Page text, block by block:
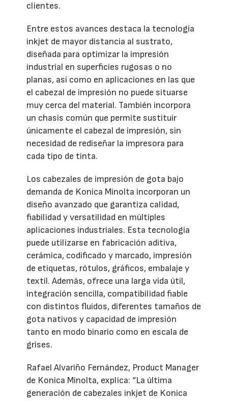
clientes.
Entre estos avances destaca la tecnología
inkjet de mayor distancia al sustrato,
diseñada para optimizar la impresión
industrial en superficies rugosas o no
planas, así como en aplicaciones en las que
el cabezal de impresión no puede situarse
muy cerca del material. También incorpora
un chasis común que permite sustituir
únicamente el cabezal de impresión, sin
necesidad de rediseñar la impresora para
cada tipo de tinta.
Los cabezales de impresión de gota bajo
demanda de Konica Minolta incorporan un
diseño avanzado que garantiza calidad,
fiabilidad y versatilidad en múltiples
aplicaciones industriales. Esta tecnología
puede utilizarse en fabricación aditiva,
cerámica, codificado y marcado, impresión
de etiquetas, rótulos, gráficos, embalaje y
textil. Además, ofrece una larga vida útil,
integración sencilla, compatibilidad fiable
con distintos fluidos, diferentes tamaños de
gota nativos y capacidad de impresión
tanto en modo binario como en escala de
grises.
Rafael Alvariño Fernández, Product Manager
de Konica Minolta, explica: “La última
generación de cabezales inkjet de Konica